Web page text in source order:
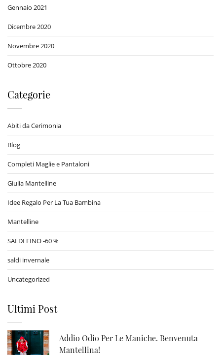
Gennaio 2021
Dicembre 2020
Novembre 2020
Ottobre 2020
Categorie
Abiti da Cerimonia
Blog
Completi Maglie e Pantaloni
Giulia Mantelline
Idee Regalo Per La Tua Bambina
Mantelline
SALDI FINO -60 %
saldi invernale
Uncategorized
Ultimi Post
Addio Odio Per Le Maniche. Benvenuta
Mantellina!